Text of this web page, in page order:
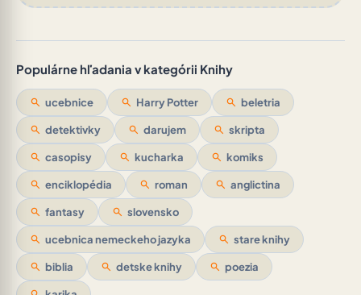
Populárne hľadania v kategórii Knihy
search ucebnice search Harry Potter search beletria
search detektivky search darujem search skripta
search casopisy search kucharka search komiks
search enciklopédia search roman search anglictina
search fantasy search slovensko
search ucebnica nemeckeho jazyka search stare knihy
search biblia search detske knihy search poezia